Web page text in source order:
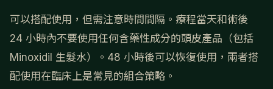
可以搭配使用，但需注意時間間隔。療程當天和術後
24 小時內不要使用任何含藥性成分的頭皮產品（包括
Minoxidil 生髮水）。48 小時後可以恢復使用，兩者搭
配使用在臨床上是常見的組合策略。